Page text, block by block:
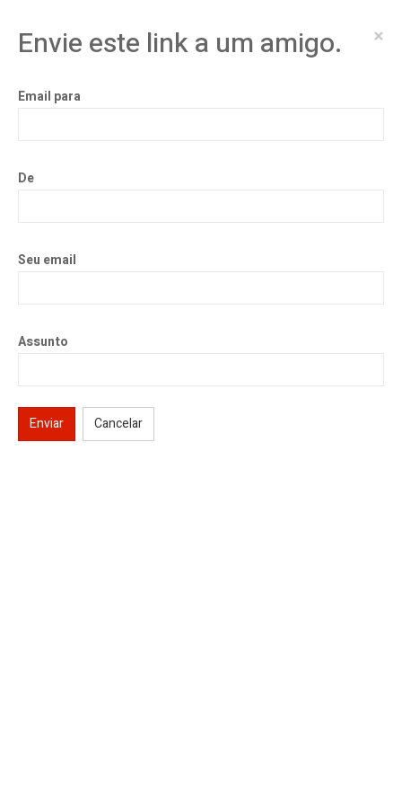
Envie este link a um amigo. ×
Email para
De
Seu email
Assunto
Enviar Cancelar